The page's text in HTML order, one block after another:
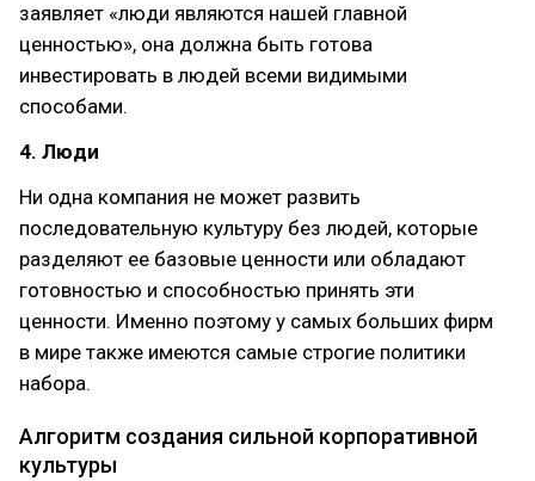
заявляет «люди являются нашей главной
ценностью», она должна быть готова
инвестировать в людей всеми видимыми
способами.
4. Люди
Ни одна компания не может развить
последовательную культуру без людей, которые
разделяют ее базовые ценности или обладают
готовностью и способностью принять эти
ценности. Именно поэтому у самых больших фирм
в мире также имеются самые строгие политики
набора.
Алгоритм создания сильной корпоративной
культуры